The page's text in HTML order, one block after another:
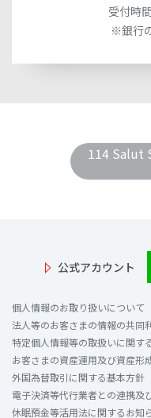
受付時
※銀行
114 Salut
公式アカウント
個人情報のお取り扱いについて
法人等のお客さまの情報の共同
特定個人情報等の取扱いに関す
お客さまの資産運用及び資産形
外国為替取引に関する基本方針
電子決済等代行業者との連携及
休眠預金等活用法に関するお知